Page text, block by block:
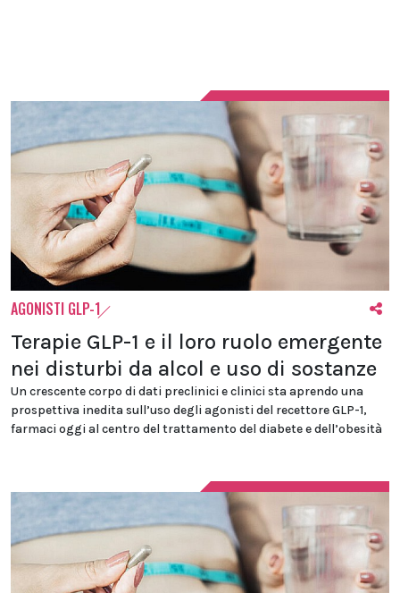
AGONISTI GLP-1
Terapie GLP-1 e il loro ruolo emergente
nei disturbi da alcol e uso di sostanze
Un crescente corpo di dati preclinici e clinici sta aprendo una
prospettiva inedita sull’uso degli agonisti del recettore GLP-1,
farmaci oggi al centro del trattamento del diabete e dell’obesità